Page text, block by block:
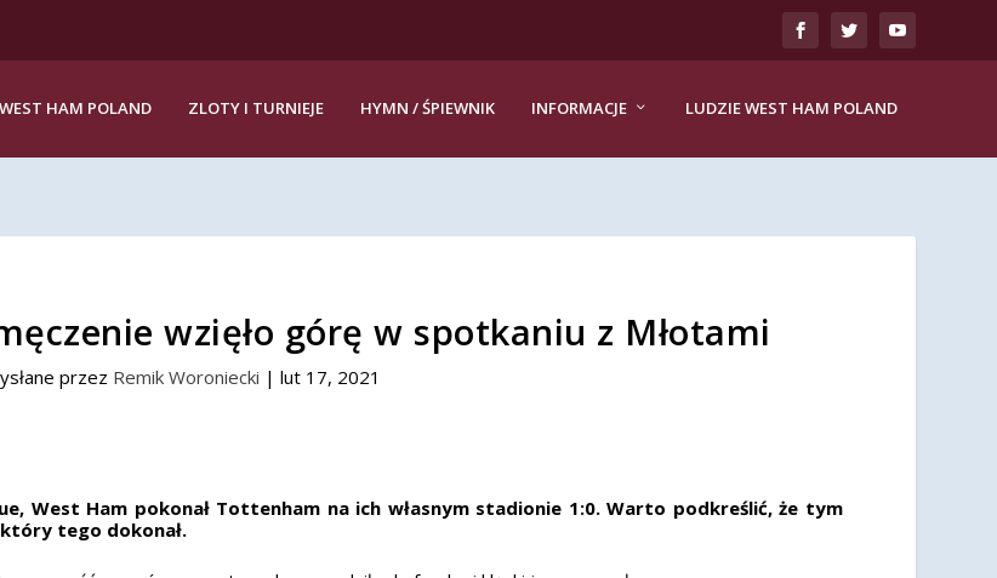
HAM POLAND ZLOTY I TURNIEJE HYMN / ŚPIEWNIK INFORMACJE LUDZIE WEST HAM POLAND
wzięło górę w spotkaniu z Młotami
przez Remik Woroniecki | lut 17, 2021
West Ham pokonał Tottenham na ich własnym stadionie 1:0. Warto podkreślić, że tym
który tego dokonał.